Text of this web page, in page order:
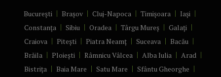
București Brașov Cluj-Napoca Timișoara
Iași
Constanța
Sibiu Oradea Târgu Mureș
Galați
Craiova
Pitești Piatra Neamț Suceava
Bacău
Brăila
Ploiești Râmnicu Vâlcea Alba Iulia
Arad
Bistrița
Baia Mare Satu Mare
Sfântu Gheorghe